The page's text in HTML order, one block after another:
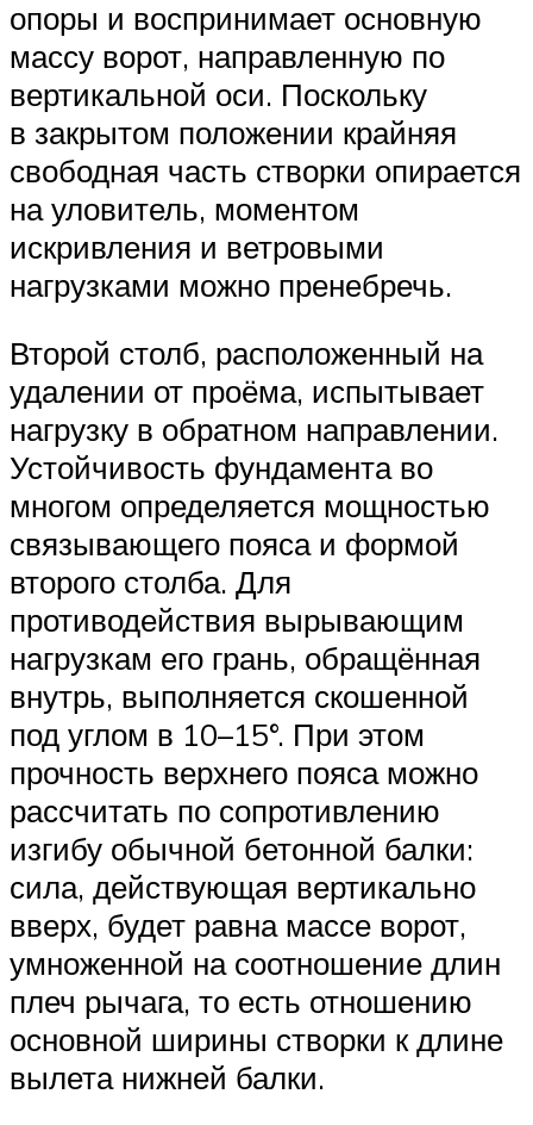
опоры и воспринимает основную
массу ворот, направленную по
вертикальной оси. Поскольку
в закрытом положении крайняя
свободная часть створки опирается
на уловитель, моментом
искривления и ветровыми
нагрузками можно пренебречь.
Второй столб, расположенный на
удалении от проёма, испытывает
нагрузку в обратном направлении.
Устойчивость фундамента во
многом определяется мощностью
связывающего пояса и формой
второго столба. Для
противодействия вырывающим
нагрузкам его грань, обращённая
внутрь, выполняется скошенной
под углом в 10–15°. При этом
прочность верхнего пояса можно
рассчитать по сопротивлению
изгибу обычной бетонной балки:
сила, действующая вертикально
вверх, будет равна массе ворот,
умноженной на соотношение длин
плеч рычага, то есть отношению
основной ширины створки к длине
вылета нижней балки.